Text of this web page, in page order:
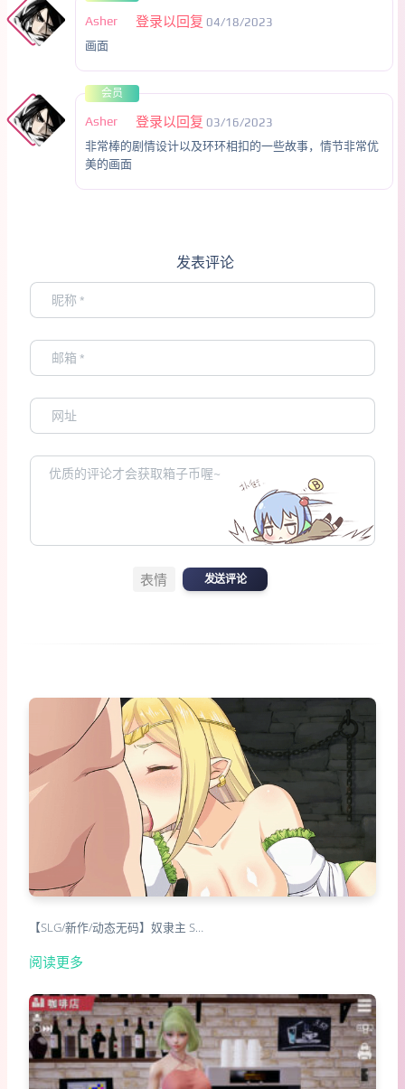
登录以回复
Asher
04/18/2023
画面
会员
登录以回复
Asher
03/16/2023
非常棒的剧情设计以及环环相扣的一些故事，情节非常优
美的画面
发表评论
表情 发送评论
【SLG/新作/动态无码】奴隶主 S…
阅读更多